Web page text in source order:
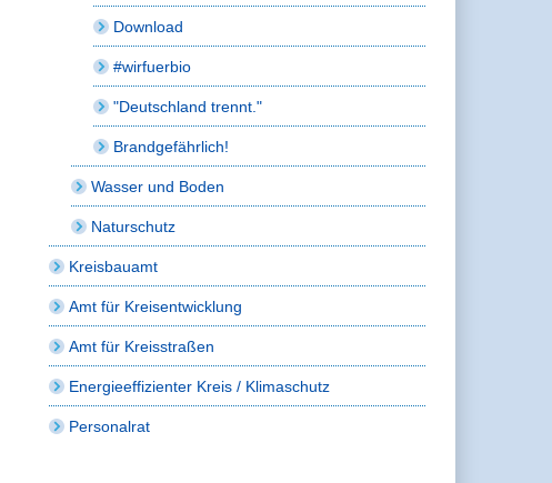
Download
#wirfuerbio
"Deutschland trennt."
Brandgefährlich!
Wasser und Boden
Naturschutz
Kreisbauamt
Amt für Kreisentwicklung
Amt für Kreisstraßen
Energieeffizienter Kreis / Klimaschutz
Personalrat